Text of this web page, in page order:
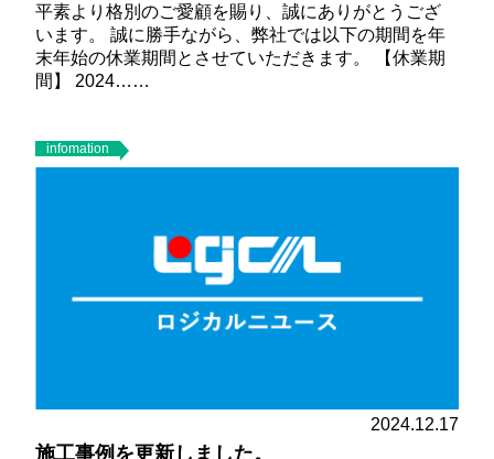
平素より格別のご愛顧を賜り、誠にありがとうござ
います。 誠に勝手ながら、弊社では以下の期間を年
末年始の休業期間とさせていただきます。
【休業期
間】
2024……
infomation
2024.12.17
施工事例を更新しました。